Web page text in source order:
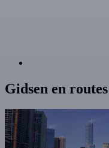
Gidsen en